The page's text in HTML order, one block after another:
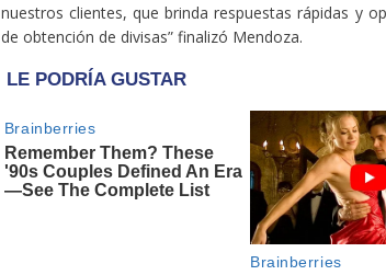
nuestros clientes, que brinda respuestas rápidas y
de obtención de divisas” finalizó Mendoza.